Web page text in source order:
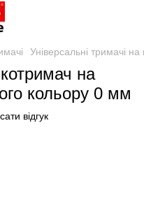
Універсальні тримачі
на
кольору 0 мм
відгук